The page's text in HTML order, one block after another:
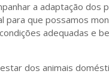
a adaptação
para que possamos
adequadas e
dos animais